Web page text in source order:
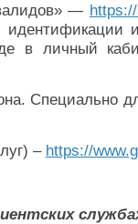
—
в личный
Специально
– https://